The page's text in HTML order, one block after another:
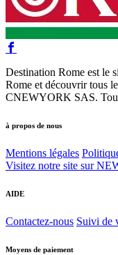
Destination Rome est le
Rome et découvrir tous
CNEWYORK SAS.
à propos de nous
Mentions légales
Visitez notre site sur
AIDE
Contactez-nous Suivi de
Moyens de paiement